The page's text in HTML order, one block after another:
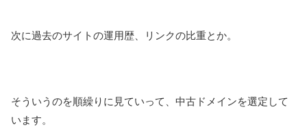
次に過去のサイトの運用歴、リンクの比重とか。
そういうのを順繰りに見ていって、中古ドメインを選定して
います。